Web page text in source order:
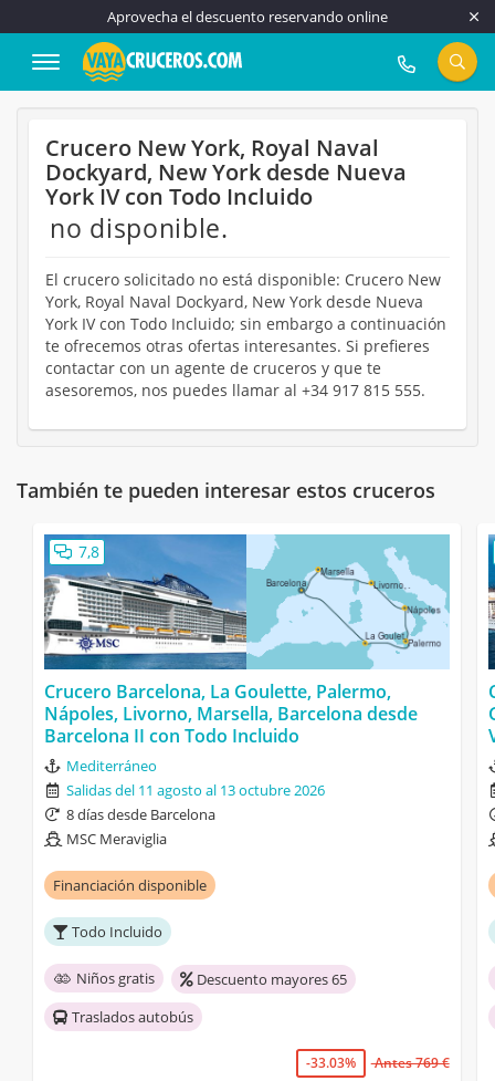
Aprovecha el descuento reservando online
917 815 555
Crucero New York, Royal Naval
Dockyard, New York desde Nueva
York IV con Todo Incluido
no disponible.
El crucero solicitado no está disponible: Crucero New
York, Royal Naval Dockyard, New York desde Nueva
York IV con Todo Incluido; sin embargo a continuación
te ofrecemos otras ofertas interesantes. Si prefieres
contactar con un agente de cruceros y que te
asesoremos, nos puedes llamar al +34 917 815 555.
También te pueden interesar estos cruceros
7,8
Crucero Barcelona, La Goulette, Palermo,
Nápoles, Livorno, Marsella, Barcelona desde
Barcelona II con Todo Incluido
Mediterráneo
Salidas del 11 agosto al 13 octubre 2026
8 días desde Barcelona
MSC Meraviglia
Financiación disponible
Todo Incluido
Niños gratis
Descuento mayores 65
Traslados autobús
-33.03%
Antes 769 €